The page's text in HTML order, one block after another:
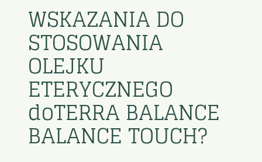
WSKAZANIA DO
STOSOWANIA
OLEJKU
ETERYCZNEGO
doTERRA BALANCE
BALANCE TOUCH?